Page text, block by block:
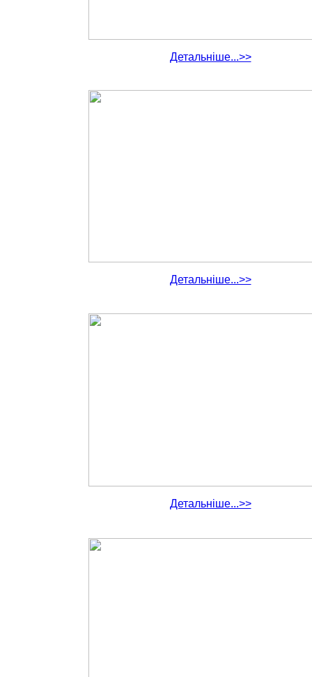
Детальніше...>>
Детальніше...>>
Детальніше...>>